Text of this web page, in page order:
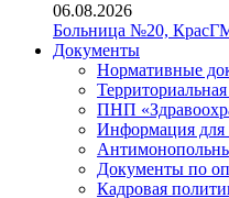
06.08.2026
Больница №20,
Документы
Нормативные
ПНП
Информация для
Документы по
Кадровая